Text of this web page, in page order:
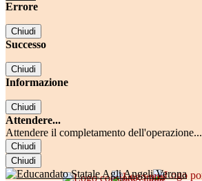
Errore
Chiudi
Successo
Chiudi
Informazione
Chiudi
Attendere...
Attendere il completamento dell'operazione...
Chiudi
Chiudi